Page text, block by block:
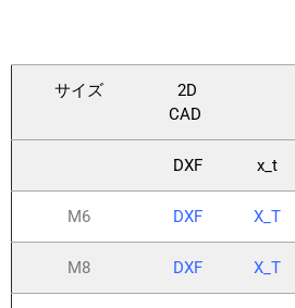
サイズ
2D
CAD
DXF x_t
M6 DXF X_T
M8 DXF X_T